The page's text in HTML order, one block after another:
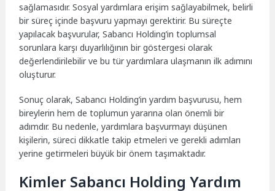
sağlamasıdır. Sosyal yardımlara erişim sağlayabilmek, belirli
bir süreç içinde başvuru yapmayı gerektirir. Bu süreçte
yapılacak başvurular, Sabancı Holding’in toplumsal
sorunlara karşı duyarlılığının bir göstergesi olarak
değerlendirilebilir ve bu tür yardımlara ulaşmanın ilk adımını
oluşturur.
Sonuç olarak, Sabancı Holding’in yardım başvurusu, hem
bireylerin hem de toplumun yararına olan önemli bir
adımdır. Bu nedenle, yardımlara başvurmayı düşünen
kişilerin, süreci dikkatle takip etmeleri ve gerekli adımları
yerine getirmeleri büyük bir önem taşımaktadır.
Kimler Sabancı Holding Yardım